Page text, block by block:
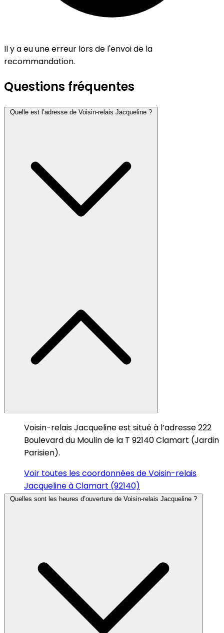
Il y a eu une erreur lors de l'envoi de la
recommandation.
Questions fréquentes
Quelle est l’adresse de Voisin-relais Jacqueline ?
Voisin-relais Jacqueline est situé à l’adresse 222
Boulevard du Moulin de la T 92140 Clamart (Jardin
Parisien).
Voir toutes les coordonnées de Voisin-relais
Jacqueline à Clamart (92140)
Quelles sont les heures d’ouverture de Voisin-relais Jacqueline ?